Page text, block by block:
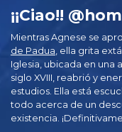
¡¡Ciao!!
Mientras Agnese se
de Padua , ella grita
Iglesia, ubicada en una
siglo XVIII , reabrió y
estudios. Ella está
todo acerca de un
existencia.